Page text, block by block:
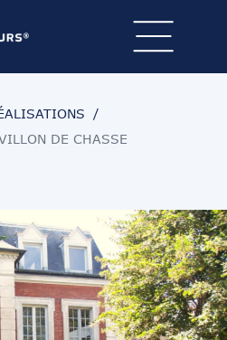
DE CHASSE